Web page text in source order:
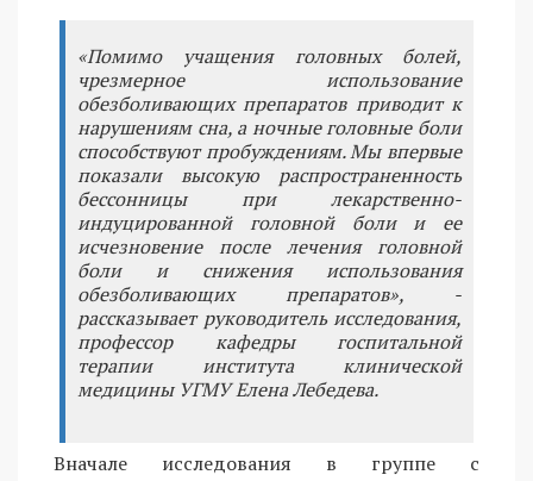
«Помимо учащения головных болей,
чрезмерное использование
обезболивающих препаратов приводит к
нарушениям сна, а ночные головные боли
способствуют пробуждениям. Мы впервые
показали высокую распространенность
бессонницы при лекарственно-
индуцированной головной боли и ее
исчезновение после лечения головной
боли и снижения использования
обезболивающих препаратов», -
рассказывает руководитель исследования,
профессор кафедры госпитальной
терапии института клинической
медицины УГМУ Елена Лебедева.
Вначале исследования в группе с